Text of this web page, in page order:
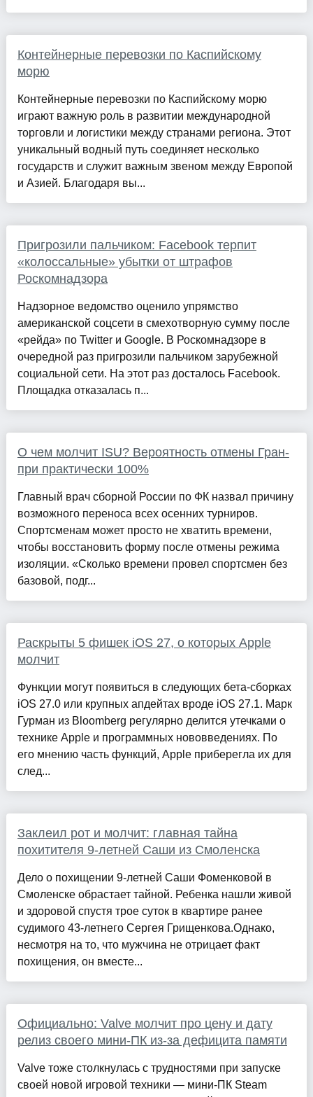
Контейнерные перевозки по Каспийскому
морю
Контейнерные перевозки по Каспийскому морю
играют важную роль в развитии международной
торговли и логистики между странами региона. Этот
уникальный водный путь соединяет несколько
государств и служит важным звеном между Европой
и Азией. Благодаря вы...
Пригрозили пальчиком: Facebook терпит
«колоссальные» убытки от штрафов
Роскомнадзора
Надзорное ведомство оценило упрямство
американской соцсети в смехотворную сумму после
«рейда» по Twitter и Google. В Роскомнадзоре в
очередной раз пригрозили пальчиком зарубежной
социальной сети. На этот раз досталось Facebook.
Площадка отказалась п...
О чем молчит ISU? Вероятность отмены Гран-
при практически 100%
Главный врач сборной России по ФК назвал причину
возможного переноса всех осенних турниров.
Спортсменам может просто не хватить времени,
чтобы восстановить форму после отмены режима
изоляции. «Сколько времени провел спортсмен без
базовой, подг...
Раскрыты 5 фишек iOS 27, о которых Apple
молчит
Функции могут появиться в следующих бета-сборках
iOS 27.0 или крупных апдейтах вроде iOS 27.1. Марк
Гурман из Bloomberg регулярно делится утечками о
технике Apple и программных нововведениях. По
его мнению часть функций, Apple приберегла их для
след...
Заклеил рот и молчит: главная тайна
похитителя 9-летней Саши из Смоленска
Дело о похищении 9-летней Саши Фоменковой в
Смоленске обрастает тайной. Ребенка нашли живой
и здоровой спустя трое суток в квартире ранее
судимого 43-летнего Сергея Грищенкова.Однако,
несмотря на то, что мужчина не отрицает факт
похищения, он вместе...
Официально: Valve молчит про цену и дату
релиз своего мини-ПК из-за дефицита памяти
Valve тоже столкнулась с трудностями при запуске
своей новой игровой техники — мини-ПК Steam